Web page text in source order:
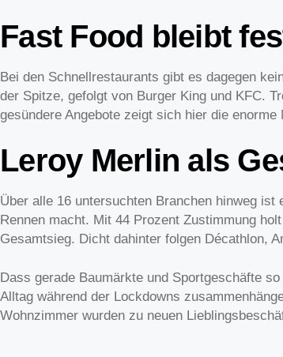
Fast Food bleibt
Bei den Schnellrestaurants gibt es dagegen
der Spitze, gefolgt von Burger King und KFC.
gesündere Angebote zeigt sich hier die
Leroy Merlin als
Über alle 16 untersuchten Branchen hinweg
Rennen macht. Mit 44 Prozent Zustimmung
Gesamtsieg. Dicht dahinter folgen Décathlon,
Dass gerade Baumärkte und Sportgeschäfte
Alltag während der Lockdowns
Wohnzimmer wurden zu neuen